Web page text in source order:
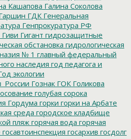
Кашапова Галина Соколова
ГДК Генеральная
Генпрокуратура РФ
Гиви Гигант гидрозащитные
обстановка гидрологическая
№ 1 главный федеральный
наследия год педагога и
экологии
Гознак ГОК Голикова
голубая сорока
Гордума горки горки на Арбате
среда городское кладбище
пляж горячая вода горячая
госавтоинспекция госархив госдолг